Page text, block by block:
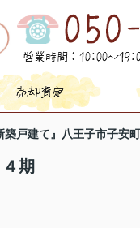
築戸建て』八王子市子
期